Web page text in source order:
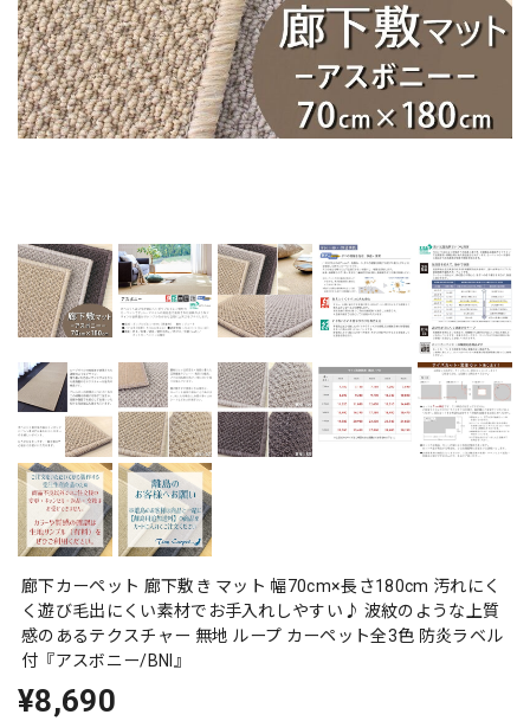
廊下カーペット 廊下敷き マット 幅70cm×長さ180cm 汚れにく
く遊び毛出にくい素材でお手入れしやすい♪ 波紋のような上質
感のあるテクスチャー 無地 ループ カーペット全3色 防炎ラベル
付『アスボニー/BNI』
¥8,690